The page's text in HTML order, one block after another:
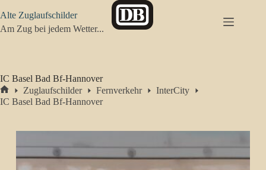
Inhalt
springen
Alte Zuglaufschilder
Am Zug bei jedem Wetter...
IC Basel Bad Bf-Hannover
Start
Zuglaufschilder Fernverkehr
InterCity
IC Basel Bad Bf-Hannover